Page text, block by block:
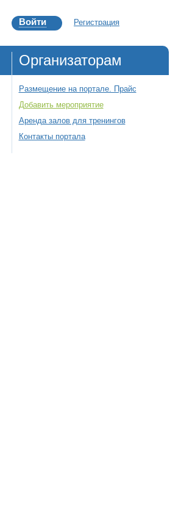
Войти Регистрация
Организаторам
Размещение на портале. Прайс
Добавить мероприятие
Аренда залов для тренингов
Контакты портала